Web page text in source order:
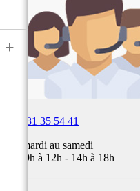
+
03 81 35 54 41
Du mardi au samedi
de 09h à 12h - 14h à 18h